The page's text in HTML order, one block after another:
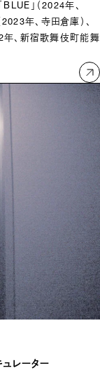
BLUE」（2024年、
年、寺田倉庫）、
年、新宿歌舞伎町能舞
レーター